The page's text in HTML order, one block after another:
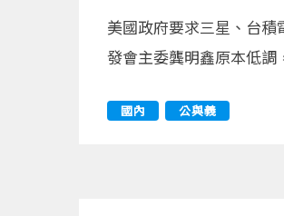
美國政府要求三星、台
發會主委龔明鑫原本低調
國內 公與義